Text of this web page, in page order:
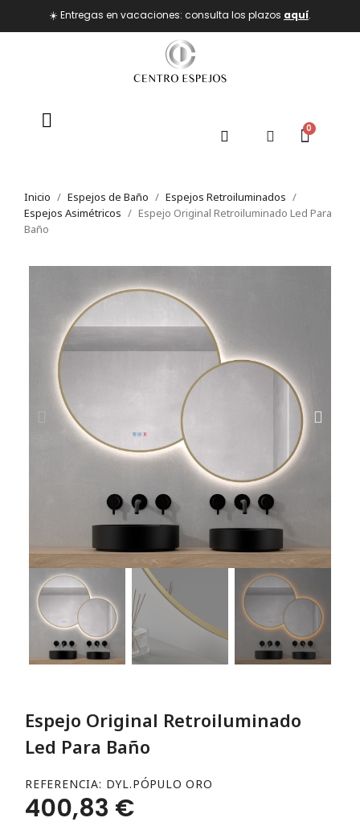
☀️ Entregas en vacaciones: consulta los plazos aquí.
Inicio Espejos de Baño
Espejos Retroiluminados
Espejos Asimétricos
Espejo Original Retroiluminado Led Para
Baño
Espejo Original Retroiluminado
Led Para Baño
REFERENCIA DYL.PÓPULO ORO
400,83 €